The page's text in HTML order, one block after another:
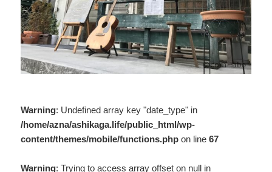
Warning: Undefined array key "date_type" in
/home/azna/ashikaga.life/public_html/wp-
content/themes/mobile/functions.php on line67
Warning: Trying to access array offset on null in